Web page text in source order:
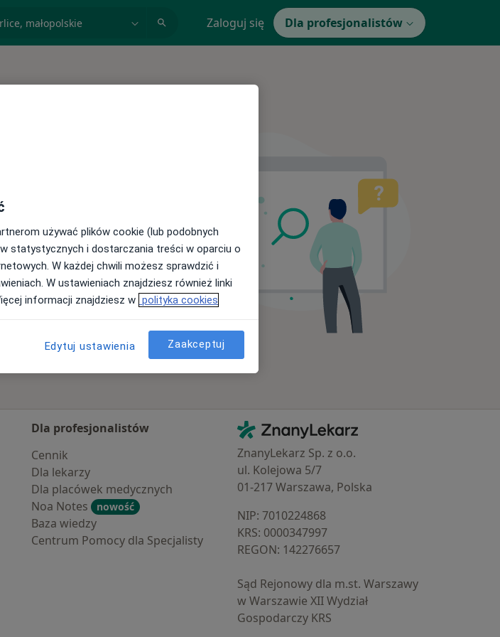
Zaloguj się Dla profesjonalistów
kryteria
z
Dla profesjonalistów
Cennik
Dla lekarzy
Dla placówek medycznych
Noa Notes
nowość
Baza wiedzy
Centrum Pomocy dla Specjalisty
Kontakt
ZnanyLekarz - Strona główna
ZnanyLekarz Sp. z o.o.
ul. Kolejowa 5/7
01-217 Warszawa, Polska
NIP: ⁠7010224868
KRS: ⁠0000347997
REGON: ⁠142276657
Sąd Rejonowy dla m.st. Warszawy
w Warszawie XII Wydział
Gospodarczy KRS
używać plików cookie (lub podobnych
statystycznych i dostarczania treści w oparciu o
W każdej chwili możesz sprawdzić i
W ustawieniach znajdziesz również linki
informacji znajdziesz w polityka cookies
Edytuj ustawienia Zaakceptuj